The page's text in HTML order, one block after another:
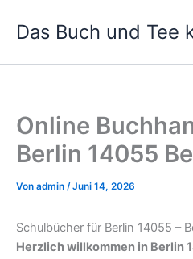
InhaltDas Buch und Tee
Online
Berlin 14055
Von admin /Juni 14, 2026
Schulbücher für Berlin 14055 –
Herzlich willkommen in Berlin